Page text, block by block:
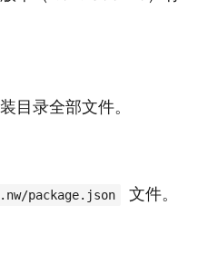
目录全部文件。
package.json 文件。